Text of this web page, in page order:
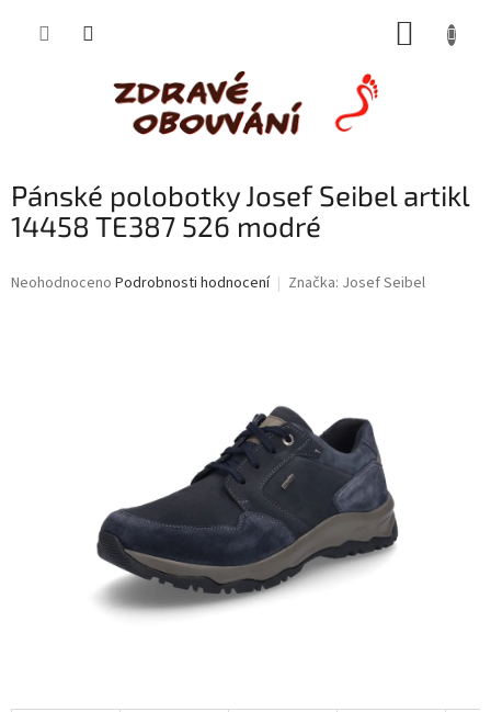
Pánské polobotky Josef Seibel artikl
14458 TE387 526 modré
Průměrné
Neohodnoceno Podrobnosti hodnocení Značka: Josef Seibel